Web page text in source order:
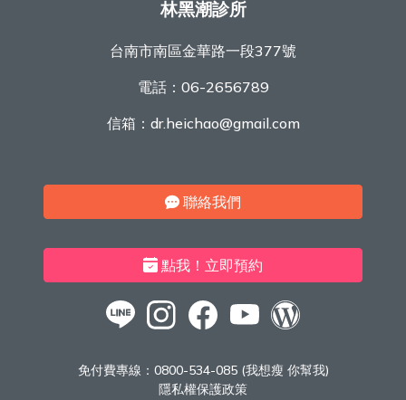
林黑潮診所
台南市南區金華路一段377號
電話： 06-2656789
信箱： dr.heichao@gmail.com
聯絡我們
點我！立即預約
免付費專線： 0800-534-085 (我想瘦 你幫我)
隱私權保護政策